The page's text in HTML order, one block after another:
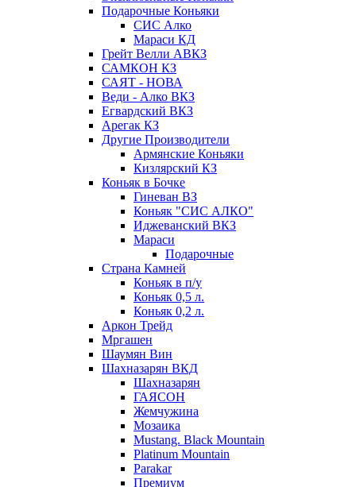
Подарочные Коньяки
СИС Алко
Мараси КД
Грейт Велли АВКЗ
САМКОН КЗ
САЯТ - НОВА
Веди - Алко ВКЗ
Егвардский ВКЗ
Арегак КЗ
Другие Производители
Армянские Коньяки
Кизлярский КЗ
Коньяк в Бочке
Гиневан ВЗ
Коньяк "СИС АЛКО"
Иджеванский ВКЗ
Мараси
Подарочные
Страна Камней
Коньяк в п/у
Коньяк 0,5 л.
Коньяк 0,2 л.
Аркон Трейд
Мргашен
Шаумян Вин
Шахназарян ВКД
Шахназарян
ГАЯСОН
Жемчужина
Мозаика
Mustang. Black Mountain
Platinum Mountain
Parakar
Премиум